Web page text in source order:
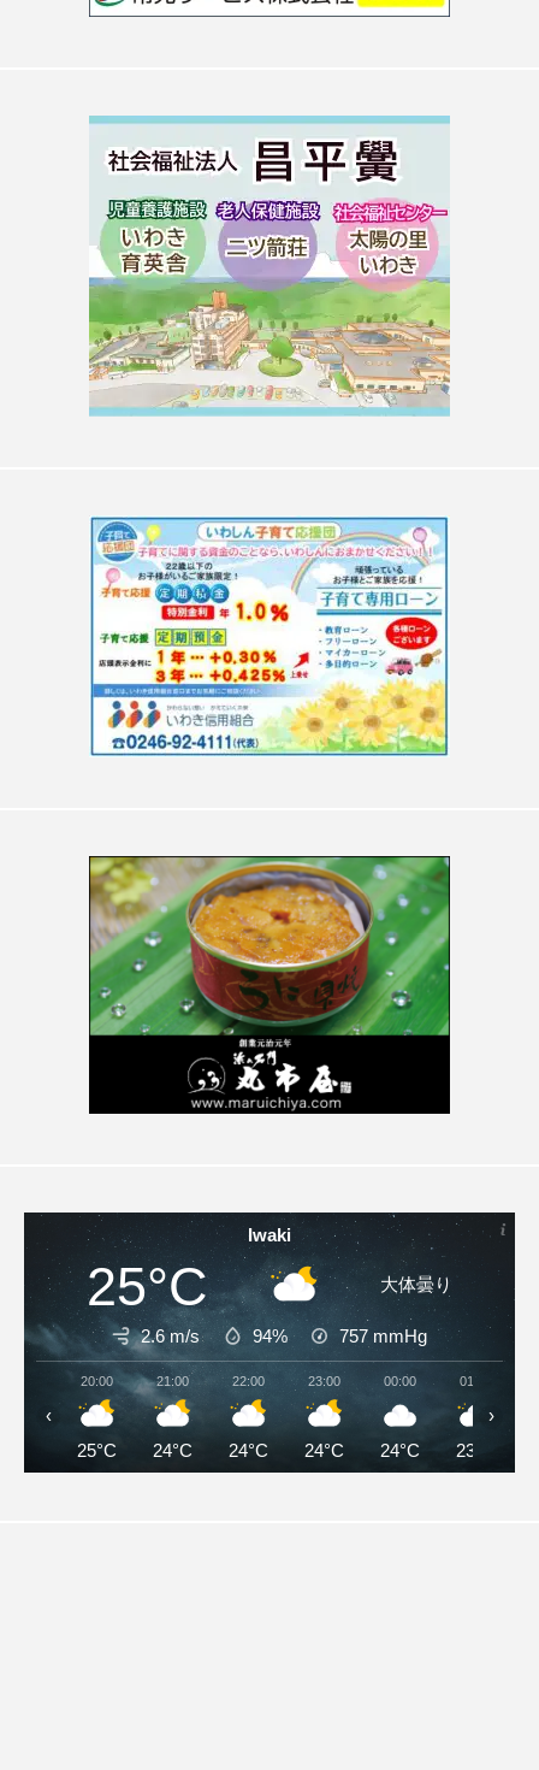
Iwaki
25°C 大体曇り
2.6 m/s 94% 757 mmHg
20:00
25°C
21:00
24°C
22:00
24°C
23:00
24°C
00:00
24°C
01:00
23°C
‹ ›